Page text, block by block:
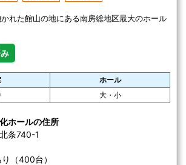
れた館山の地にある南房総地区最大のホール
ホール
大・小
ホールの住所
条740-1
り（400台）